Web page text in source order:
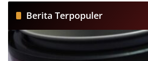
Berita Terpopuler